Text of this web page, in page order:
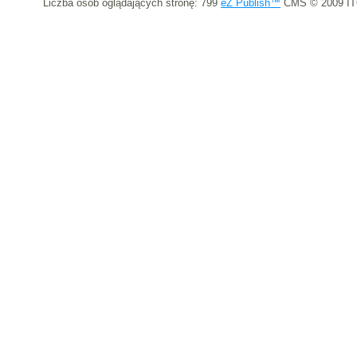
Liczba osób oglądających stronę: 799 eZ Publish™ CMS © 2009